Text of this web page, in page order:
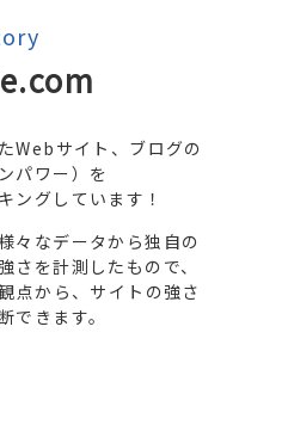
Webサイト、ブログの
パワー）を
ングしています！
々なデータから独自の
さを計測したもので、
点から、サイトの強さ
できます。